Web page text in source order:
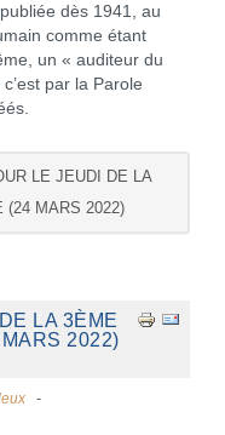
dès 1941, au
comme étant
un « auditeur du
par la Parole
LE JEUDI DE LA
(24 MARS 2022)
LA 3ÈME
2022)